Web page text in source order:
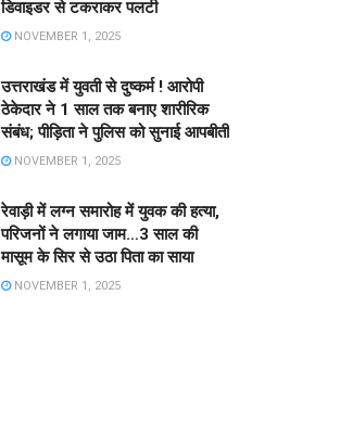
डिवाइडर से टकराकर पलटी
NOVEMBER 1, 2025
उत्तराखंड में युवती से दुष्कर्म ! आरोपी
ठेकेदार ने 1 साल तक बनाए शारीरिक
संबंध; पीड़िता ने पुलिस को सुनाई आपबीती
NOVEMBER 1, 2025
रेवाड़ी में लग्न समारोह में युवक की हत्या,
परिजनों ने लगाया जाम…3 साल की
मासूम के सिर से उठा पिता का साया
NOVEMBER 1, 2025